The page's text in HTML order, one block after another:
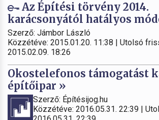
Az Építési törvény 2014.
karácsonyától hatályos
Szerző: Jámbor László
Közzétéve: 2015.01.20. 11:38 | Utolsó
2015.02.09. 18:26
Okostelefonos támogatást
építőipar »
Szerző: Építésijog.hu
Közzétéve: 2016.05.31. 22:39 |